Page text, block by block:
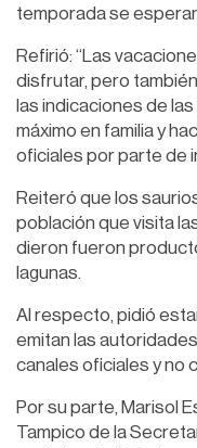
temporada se
Refirió: “Las
disfrutar, pero
las indicaciones de
máximo en familia y
oficiales por parte de
Reiteró que los
población que visita
dieron fueron
lagunas.
Al respecto, pidió
emitan las
canales oficiales y no
Por su parte, Marisol
Tampico de la